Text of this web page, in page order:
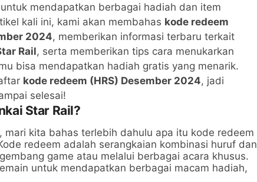
mendapatkan berbagai hadiah dan item
kali ini, kami akan membahas kode redeem
2024, memberikan informasi terbaru terkait
Rail, serta memberikan tips cara menukarkan
bisa mendapatkan hadiah gratis yang menarik.
kode redeem (HRS) Desember 2024, jadi
selesai!
Star Rail?
mari kita bahas terlebih dahulu apa itu kode redeem
redeem adalah serangkaian kombinasi huruf dan
game atau melalui berbagai acara khusus.
untuk mendapatkan berbagai macam hadiah,